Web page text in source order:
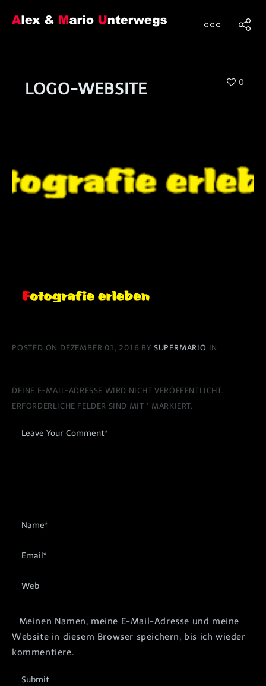
LOGO-WEBSITE 0
POSTED ON DEZEMBER 01, 2016 BY SUPERMARIO IN
DEINE E-MAIL-ADRESSE WIRD NICHT VERÖFFENTLICHT.
ERFORDERLICHE FELDER SIND MIT* MARKIERT.
Meinen Namen, meine E-Mail-Adresse und meine
Website in diesem Browser speichern, bis ich wieder
kommentiere.
Submit